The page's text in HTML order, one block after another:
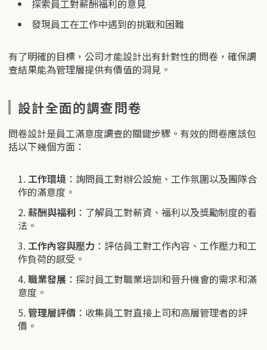
探索員工對薪酬福利的意見
發現員工在工作中遇到的挑戰和困難
有了明確的目標，公司才能設計出有針對性的問卷，確保調
查結果能為管理層提供有價值的洞見。
設計全面的調查問卷
問卷設計是員工滿意度調查的關鍵步驟。有效的問卷應該包
括以下幾個方面：
工作環境 ：詢問員工對辦公設施、工作氛圍以及團隊合
作的滿意度。
薪酬與福利 ：了解員工對薪資、福利以及獎勵制度的看
法。
工作內容與壓力 ：評估員工對工作內容、工作壓力和工
作負荷的感受。
職業發展 ：探討員工對職業培訓和晉升機會的需求和滿
意度。
管理層評價 ：收集員工對直接上司和高層管理者的評
價。